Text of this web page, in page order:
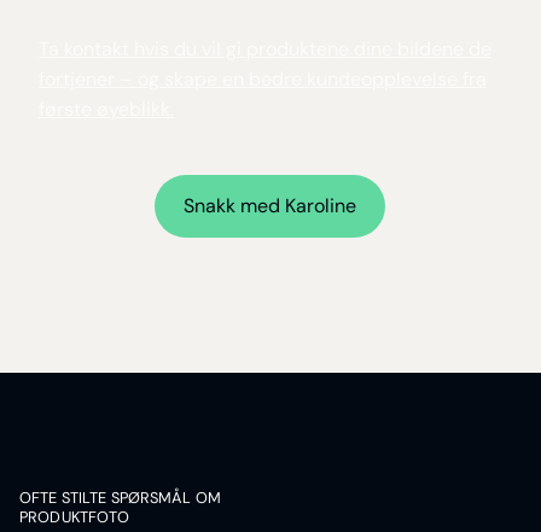
Snakk med Karoline
OFTE STILTE SPØRSMÅL OM
PRODUKTFOTO